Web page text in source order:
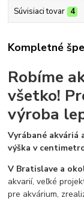
Súvisiaci tovar 4
Kompletné
Robíme
všetko!
výroba
Vyrábané akváriá
výška v
V Bratislave a
akvarií, veľké
pre akvárium,